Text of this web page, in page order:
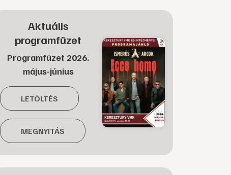
Aktuális
programfüzet
Programfüzet 2026.
május-június
LETÖLTÉS
MEGNYITÁS